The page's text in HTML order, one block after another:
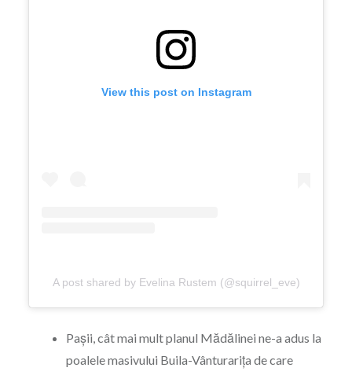
View this post on Instagram
A post shared by Evelina Rustem (@squirrel_eve)
Pașii, cât mai mult planul Mădălinei ne-a adus la
poalele masivului Buila-Vânturarița de care